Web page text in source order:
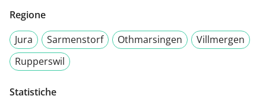
Regione
Jura
Sarmenstorf Othmarsingen
Villmergen
Rupperswil
Statistiche